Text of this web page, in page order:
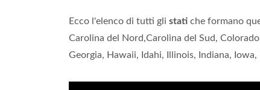
Ecco l'elenco di tutti gli stati che formano
Carolina del Nord,Carolina del Sud,
Georgia, Hawaii, Idahi, Illinois, Indiana,